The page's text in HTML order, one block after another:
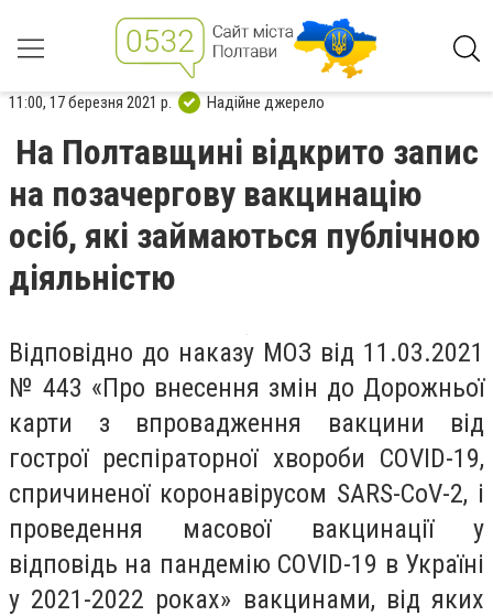
11:00, 17 березня 2021 р. Надійне джерело
На Полтавщині відкрито запис
на позачергову вакцинацію
осіб, які займаються публічною
діяльністю
Відповідно до наказу МОЗ від 11.03.2021
№ 443 «Про внесення змін до Дорожньої
карти з впровадження вакцини від
гострої респіраторної хвороби COVID-19,
спричиненої коронавірусом SARS-CoV-2, і
проведення масової вакцинації у
відповідь на пандемію COVID-19 в Україні
у 2021-2022 роках» вакцинами, від яких